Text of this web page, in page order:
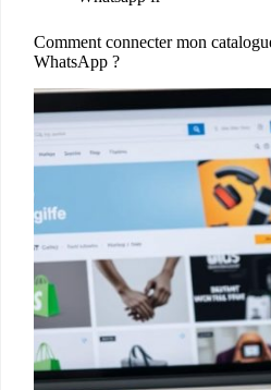
Comment connecter mon
WhatsApp ?